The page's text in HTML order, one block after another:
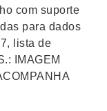
com suporte
para dados
lista de
IMAGEM